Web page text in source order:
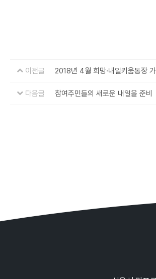
이전글 2018년 4월 희망·내일키움통장
다음글 참여주민들의 새로운 내일을 준비